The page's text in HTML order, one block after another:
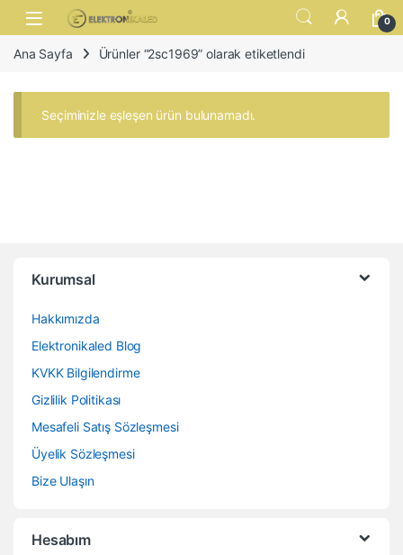
Skip to navigation
Skip to content
Open 0
Ana Sayfa Ürünler “2sc1969” olarak etiketlendi
Seçiminizle eşleşen ürün bulunamadı.
Kurumsal
Hakkımızda
Elektronikaled Blog
KVKK Bilgilendirme
Gizlilik Politikası
Mesafeli Satış Sözleşmesi
Üyelik Sözleşmesi
Bize Ulaşın
Hesabım